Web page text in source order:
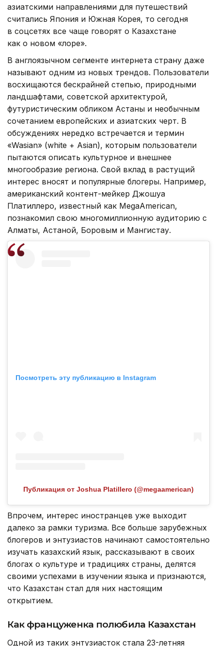
азиатскими направлениями для путешествий
считались Япония и Южная Корея, то сегодня
в соцсетях все чаще говорят о Казахстане
как о новом «лоре».
В англоязычном сегменте интернета страну даже
называют одним из новых трендов. Пользователи
восхищаются бескрайней степью, природными
ландшафтами, советской архитектурой,
футуристическим обликом Астаны и необычным
сочетанием европейских и азиатских черт. В
обсуждениях нередко встречается и термин
«Wasian» (white + Asian), которым пользователи
пытаются описать культурное и внешнее
многообразие региона. Свой вклад в растущий
интерес вносят и популярные блогеры. Например,
американский контент-мейкер Джошуа
Платиллеро, известный как MegaAmerican,
познакомил свою многомиллионную аудиторию с
Алматы, Астаной, Боровым и Мангистау.
Посмотреть эту публикацию в Instagram
Публикация от Joshua Platillero (@megaamerican)
Впрочем, интерес иностранцев уже выходит
далеко за рамки туризма. Все больше зарубежных
блогеров и энтузиастов начинают самостоятельно
изучать казахский язык, рассказывают в своих
блогах о культуре и традициях страны, делятся
своими успехами в изучении языка и признаются,
что Казахстан стал для них настоящим
открытием.
Как француженка полюбила Казахстан
Одной из таких энтузиасток стала 23-летняя